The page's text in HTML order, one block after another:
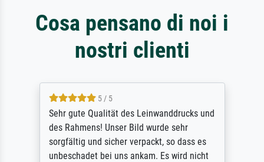
Cosa pensano di noi i
nostri clienti
5 / 5
Sehr gute Qualität des Leinwanddrucks und
des Rahmens! Unser Bild wurde sehr
sorgfältig und sicher verpackt, so dass es
unbeschadet bei uns ankam. Es wird nicht